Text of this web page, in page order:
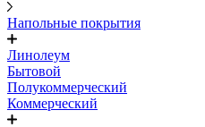
Напольные покрытия
Линолеум
Бытовой
Полукоммерческий
Коммерческий